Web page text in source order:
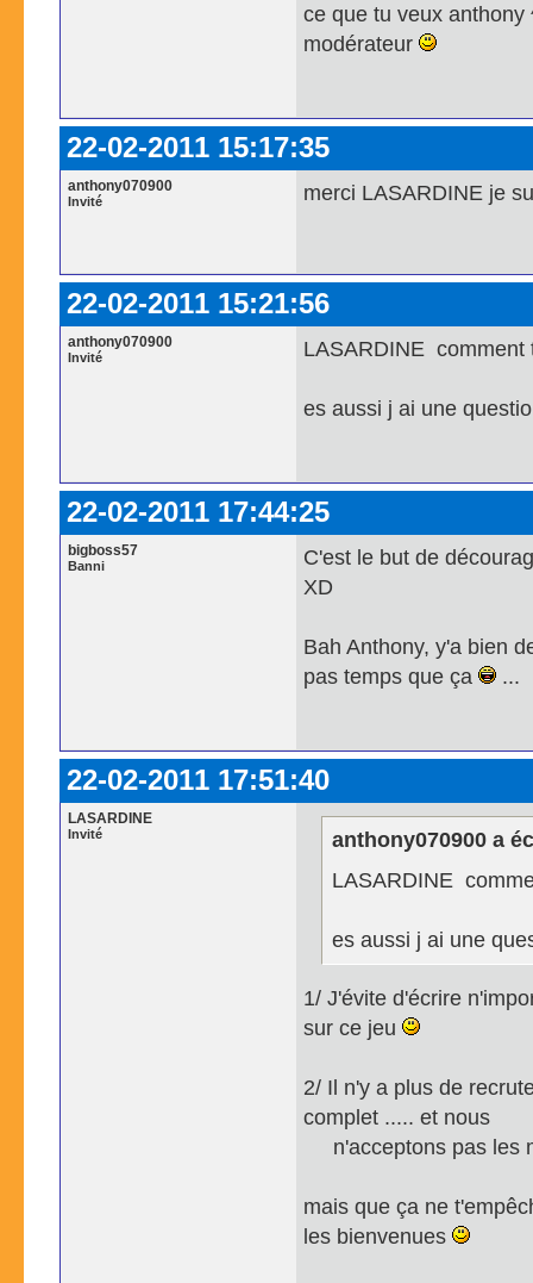
ce que tu veux
modérateur
22-02-2011 15:17:35
anthony070900
Invité merci LASARDINE je
22-02-2011 15:21:56
anthony070900
Invité LASARDINE comment
es aussi j ai une
22-02-2011 17:44:25
bigboss57
Banni
C'est le but de
XD
Bah Anthony, y'a bien
pas temps que ça
...
22-02-2011 17:51:40
LASARDINE
Invité
anthony070900 a
LASARDINE
es aussi j ai une
1/ J'évite d'écrire
sur ce jeu
2/ Il n'y a plus de
complet ..... et nous
n'acceptons pas les
mais que ça ne
les bienvenues